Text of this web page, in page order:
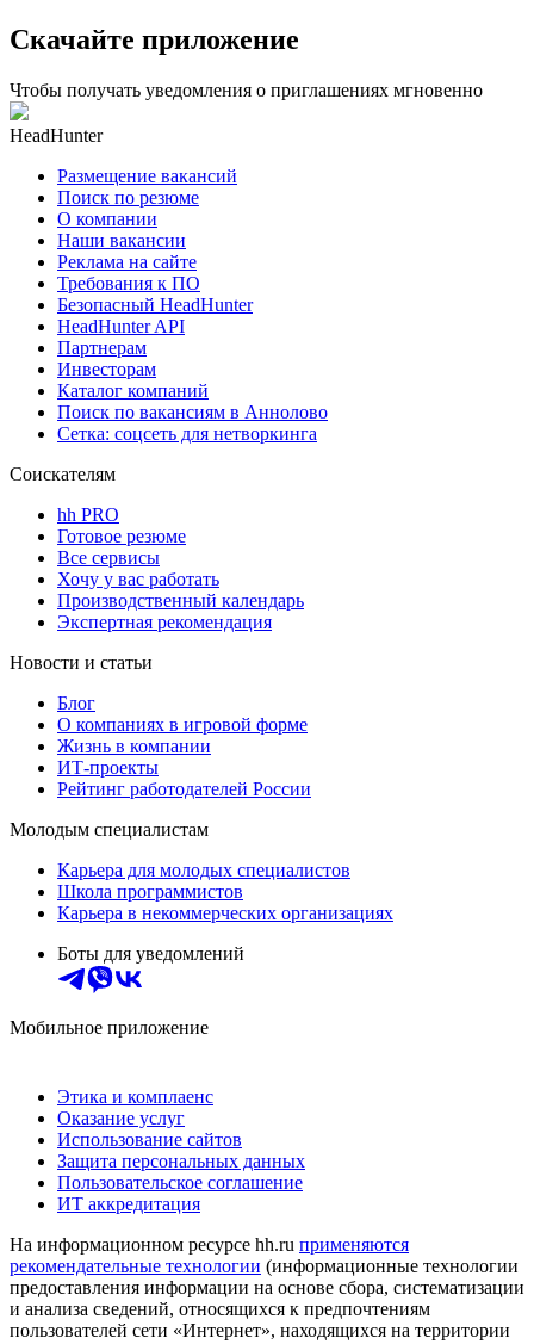
Скачайте приложение
Чтобы получать уведомления о приглашениях мгновенно
HeadHunter
Размещение вакансий
Поиск по резюме
О компании
Наши вакансии
Реклама на сайте
Требования к ПО
Безопасный HeadHunter
HeadHunter API
Партнерам
Инвесторам
Каталог компаний
Поиск по вакансиям в Аннолово
Сетка: соцсеть для нетворкинга
Соискателям
hh PRO
Готовое резюме
Все сервисы
Хочу у вас работать
Производственный календарь
Экспертная рекомендация
Новости и статьи
Блог
О компаниях в игровой форме
Жизнь в компании
ИТ-проекты
Рейтинг работодателей России
Молодым специалистам
Карьера для молодых специалистов
Школа программистов
Карьера в некоммерческих организациях
Боты для уведомлений
Мобильное приложение
Этика и комплаенс
Оказание услуг
Использование сайтов
Защита персональных данных
Пользовательское соглашение
ИТ аккредитация
На информационном ресурсе hh.ru применяются
рекомендательные технологии (информационные технологии
предоставления информации на основе сбора, систематизации
и анализа сведений, относящихся к предпочтениям
пользователей сети «Интернет», находящихся на территории